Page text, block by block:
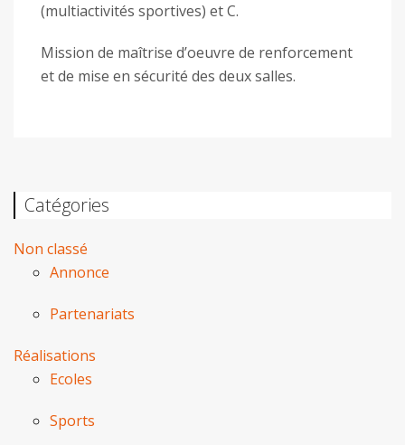
(multiactivités sportives) et C.
Mission de maîtrise d’oeuvre de renforcement
et de mise en sécurité des deux salles.
Catégories
Non classé
Annonce
Partenariats
Réalisations
Ecoles
Sports